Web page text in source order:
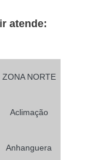
atende:
ZONA NORTE
Aclimação
Anhanguera